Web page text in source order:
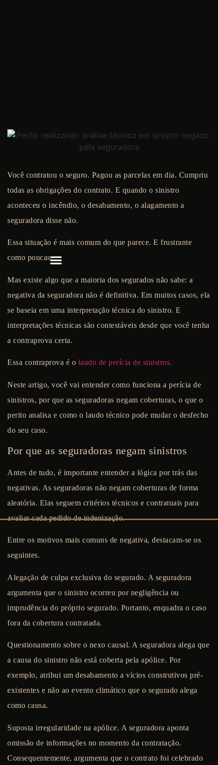
Você contratou o seguro. Pagou as parcelas em dia. Cumpriu
todas as obrigações do contrato. E quando o sinistro
aconteceu o incêndio, o desabamento, o alagamento a
seguradora disse não.
Essa situação é mais comum do que parece. E frustrante
como poucas.
Mas existe algo que a maioria dos segurados não sabe: a
negativa da seguradora não é definitiva. Em muitos casos, ela
se baseia em uma interpretação técnica do sinistro. E
interpretações técnicas são contestáveis desde que você tenha
a contraprova certa.
Essa contraprova é o laudo de perícia de sinistros.
Neste artigo, você vai entender como funciona a perícia de
sinistros, por que as seguradoras negam coberturas, o que o
perito analisa e como o laudo técnico pode mudar o desfecho
do seu caso.
Por que as seguradoras negam sinistros
Antes de tudo, é importante entender a lógica por trás das
negativas. As seguradoras não negam coberturas de forma
aleatória. Elas seguem critérios técnicos e contratuais para
avaliar cada pedido de indenização.
Entre os motivos mais comuns de negativa, destacam-se os
seguintes.
Alegação de culpa exclusiva do segurado. A seguradora
argumenta que o sinistro ocorreu por negligência ou
imprudência do próprio segurado. Portanto, enquadra o caso
fora da cobertura contratada.
Questionamento sobre o nexo causal. A seguradora alega que
a causa do sinistro não está coberta pela apólice. Por
exemplo, atribui um desabamento a vícios construtivos pré-
existentes e não ao evento climático que o segurado alega
como causa.
Suposta irregularidade na apólice. A seguradora aponta
omissão de informações no momento da contratação.
Consequentemente, argumenta que o contrato foi celebrado